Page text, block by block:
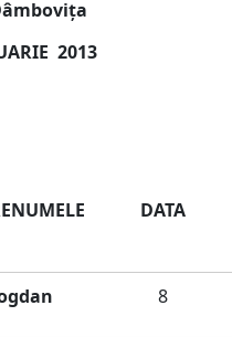
RIE 2013
DATA
8